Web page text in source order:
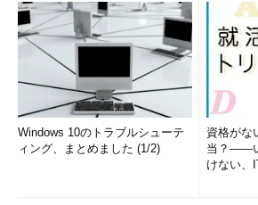
Windows 10のトラブルシューテ
ィング、まとめました (1/2)
資格がな
当？――
けない、